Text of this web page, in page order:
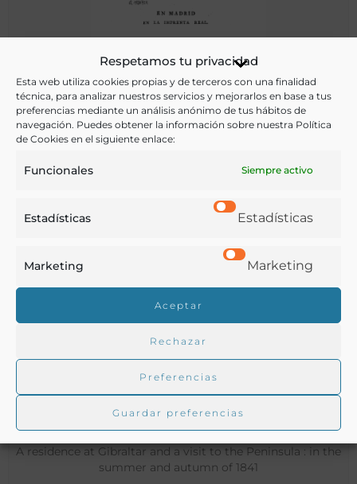
Respetamos tu privacidad
Esta web utiliza cookies propias y de terceros con una finalidad
técnica, para analizar nuestros servicios y mejorarlos en base a tus
preferencias mediante un análisis anónimo de tus hábitos de
navegación. Puedes obtener la información sobre nuestra Política
de Cookies en el siguiente enlace:
Funcionales Siempre activo
Estadísticas Estadísticas
Marketing Marketing
Aceptar
Rechazar
Preferencias
Guardar preferencias
Real Cédula de S.M. y señores del Consejo permitiendo á
género de comestibles á qualquiera hora del dia…
Carlos IV, Rey de España
Madrid - 1796
A residence at Gibraltar and a visit to the Peninsula : in the
summer and autumn of 1841